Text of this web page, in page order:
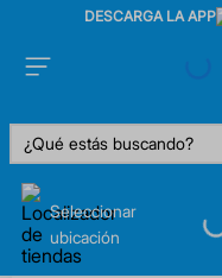
DESCARGA LA APP
¿Qué estás buscando?
Seleccionar
ubicación